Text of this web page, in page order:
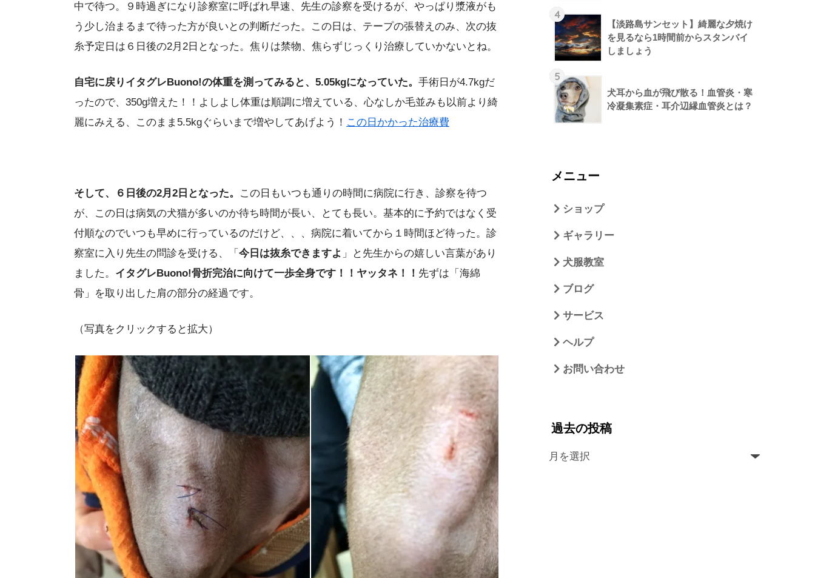
中で待つ。９時過ぎになり診察室に呼ばれ早速、先生の診察を受けるが、やっぱり漿液がも
う少し治まるまで待った方が良いとの判断だった。この日は、テープの張替えのみ、次の抜
糸予定日は６日後の2月2日となった。焦りは禁物、焦らずじっくり治療していかないとね。
自宅に戻りイタグレBuono!の体重を測ってみると、5.05kgになっていた。 手術日が4.7kgだ
ったので、350g増えた！！よしよし体重は順調に増えている、心なしか毛並みも以前より綺
麗にみえる、このまま5.5kgぐらいまで増やしてあげよう！ この日かかった治療費
そして、６日後の2月2日となった。
この日もいつも通りの時間に病院に行き、診察を待つ
が、この日は病気の犬猫が多いのか待ち時間が長い、とても長い。基本的に予約ではなく受
付順なのでいつも早めに行っているのだけど、、、病院に着いてから１時間ほど待った。診
察室に入り先生の問診を受ける、「 今日は抜糸できますよ 」と先生からの嬉しい言葉があり
ました。 イタグレBuono!骨折完治に向けて一歩全身です！！ヤッタネ！！ 先ずは「海綿
骨」を取り出した肩の部分の経過です。
（写真をクリックすると拡大）
4
【淡路島サンセット】綺麗な夕焼け
を見るなら1時間前からスタンバイ
しましょう
5
犬耳から血が飛び散る！血管炎・寒
冷凝集素症・耳介辺縁血管炎とは？
メニュー
ショップ
ギャラリー
犬服教室
ブログ
サービス
ヘルプ
お問い合わせ
過去の投稿